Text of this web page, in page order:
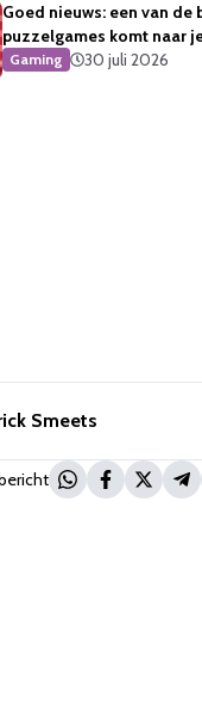
Goed nieuws: een van de
puzzelgames komt naar
Gaming 30 juli 2026
Smeets